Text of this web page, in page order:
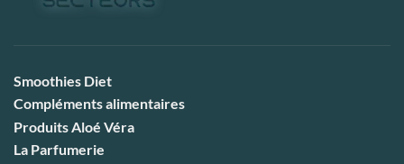
Smoothies Diet
Compléments alimentaires
Produits Aloé Véra
La Parfumerie